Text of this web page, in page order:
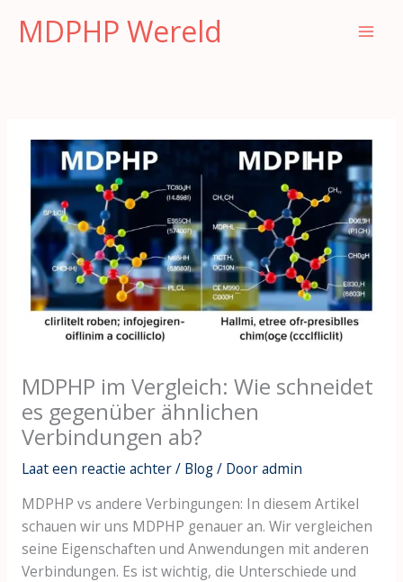
naarMDPHP Wereld
MDPHP im Vergleich: Wie schneidet
es gegenüber ähnlichen
Verbindungen ab?
Laat een reactie achter/ Blog/ Dooradmin
MDPHP vs andere Verbingungen: In diesem Artikel
schauen wir uns MDPHP genauer an. Wir vergleichen
seine Eigenschaften und Anwendungen mit anderen
Verbindungen. Es ist wichtig, die Unterschiede und